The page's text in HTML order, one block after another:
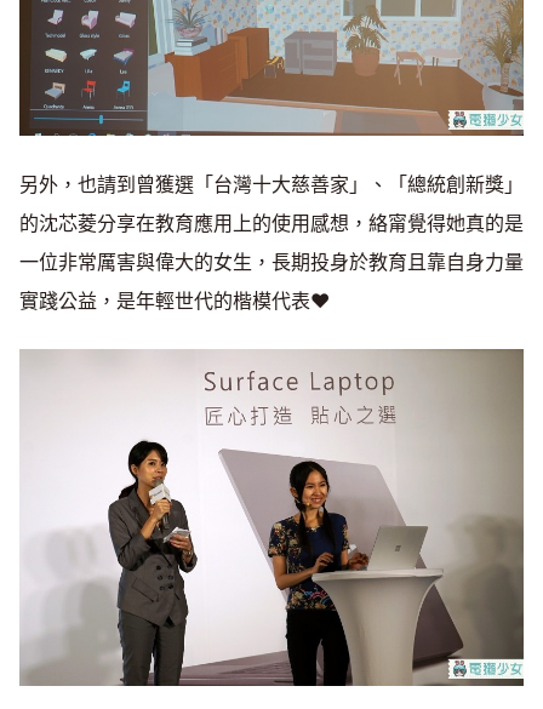
另外，也請到曾獲選「台灣十大慈善家」、「總統創新獎」
的沈芯菱分享在教育應用上的使用感想，絡甯覺得她真的是
一位非常厲害與偉大的女生，長期投身於教育且靠自身力量
實踐公益，是年輕世代的楷模代表❤️